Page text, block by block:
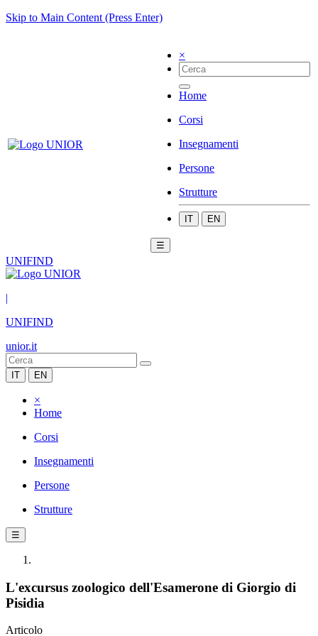
Skip to Main Content (Press Enter)
×
Home
Corsi
Insegnamenti
Persone
Strutture
IT EN
☰
UNIFIND
|
UNIFIND
unior.it
IT EN
×
Home
Corsi
Insegnamenti
Persone
Strutture
☰
L'excursus zoologico dell'Esamerone di Giorgio di
Pisidia
Articolo